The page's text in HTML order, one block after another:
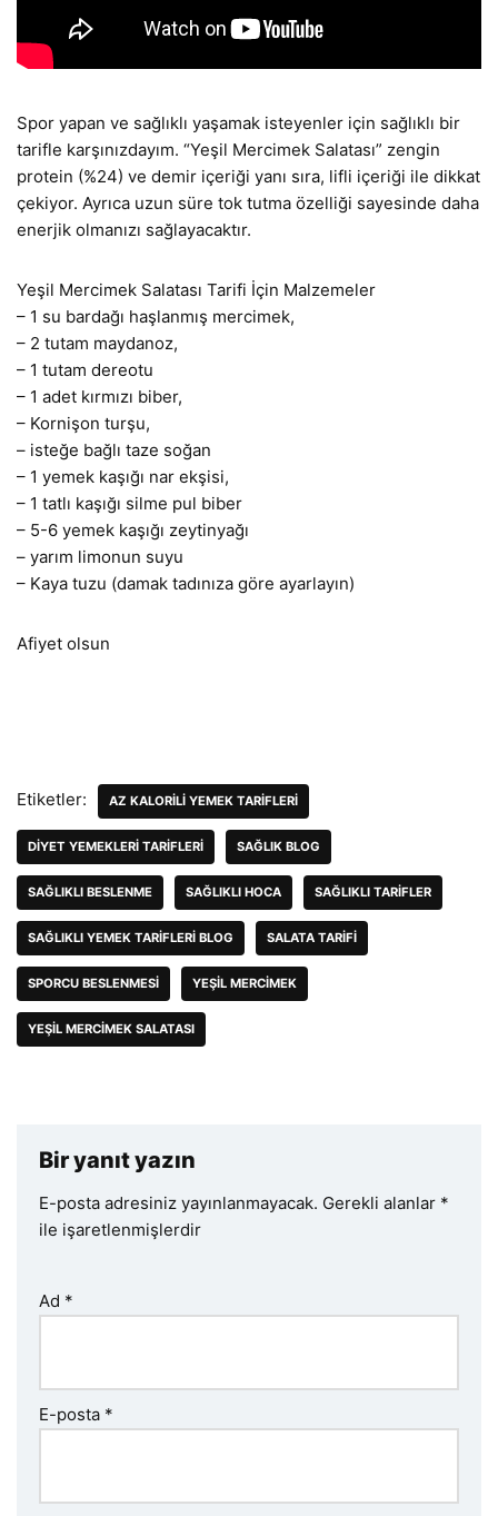
Spor yapan ve sağlıklı yaşamak isteyenler için sağlıklı bir
tarifle karşınızdayım. “Yeşil Mercimek Salatası” zengin
protein (%24) ve demir içeriği yanı sıra, lifli içeriği ile dikkat
çekiyor. Ayrıca uzun süre tok tutma özelliği sayesinde daha
enerjik olmanızı sağlayacaktır.
Yeşil Mercimek Salatası Tarifi İçin Malzemeler
– 1 su bardağı haşlanmış mercimek,
– 2 tutam maydanoz,
– 1 tutam dereotu
– 1 adet kırmızı biber,
– Kornişon turşu,
– isteğe bağlı taze soğan
– 1 yemek kaşığı nar ekşisi,
– 1 tatlı kaşığı silme pul biber
– 5-6 yemek kaşığı zeytinyağı
– yarım limonun suyu
– Kaya tuzu (damak tadınıza göre ayarlayın)
Afiyet olsun
Etiketler: AZ KALORILI YEMEK TARIFLERI
DIYET YEMEKLERI TARIFLERI SAĞLIK BLOG
SAĞLIKLI BESLENME SAĞLIKLI HOCA SAĞLIKLI TARIFLER
SAĞLIKLI YEMEK TARIFLERI BLOG SALATA TARIFI
SPORCU BESLENMESI YEŞIL MERCIMEK
YEŞIL MERCIMEK SALATASI
Bir yanıt yazın
E-posta adresiniz yayınlanmayacak. Gerekli alanlar *
ile işaretlenmişlerdir
Ad *
E-posta *